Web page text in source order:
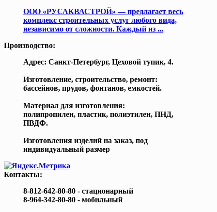
ООО «РУСАКВАСТРОЙ» — предлагает весь
комплекс строительных услуг любого вида,
независимо от сложности. Каждый из ...
Производство:
Адрес: Санкт-Петербург, Цеховой тупик, 4.
Изготовление, строительство, ремонт:
бассейнов, прудов, фонтанов, емкостей.
Материал для изготовления:
полипропилен, пластик, полиэтилен, ПНД,
ПВДФ.
Изготовления изделий на заказ, под
индивидуальный размер
Контакты:
8-812-642-80-80 - стационарный
8-964-342-80-80 - мобильный